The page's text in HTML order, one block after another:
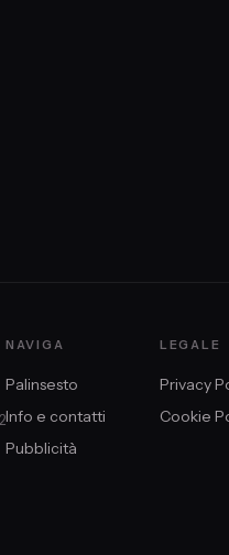
NAVIGA
Palinsesto
Info e contatti
Pubblicità
LEGALE
Privacy
Cookie